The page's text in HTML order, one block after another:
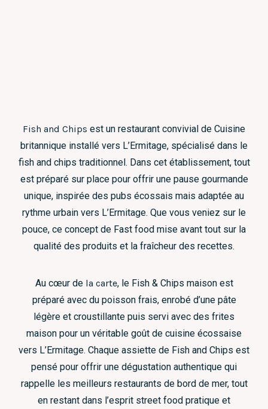
Fish and Chips est un restaurant convivial de Cuisine
britannique installé vers L’Ermitage, spécialisé dans le
fish and chips traditionnel. Dans cet établissement, tout
est préparé sur place pour offrir une pause gourmande
unique, inspirée des pubs écossais mais adaptée au
rythme urbain vers L’Ermitage. Que vous veniez sur le
pouce, ce concept de Fast food mise avant tout sur la
qualité des produits et la fraîcheur des recettes.
Au cœur de la carte, le Fish & Chips maison est
préparé avec du poisson frais, enrobé d’une pâte
légère et croustillante puis servi avec des frites
maison pour un véritable goût de cuisine écossaise
vers L’Ermitage. Chaque assiette de Fish and Chips est
pensé pour offrir une dégustation authentique qui
rappelle les meilleurs restaurants de bord de mer, tout
en restant dans l’esprit street food pratique et